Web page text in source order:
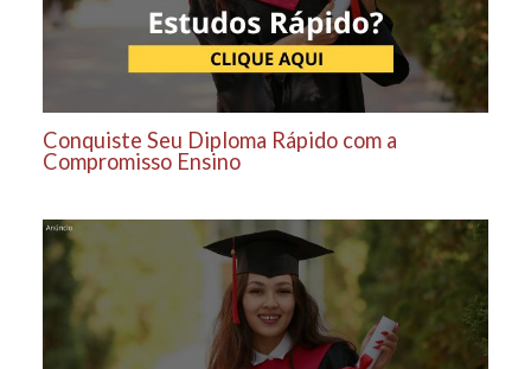
Conquiste Seu Diploma Rápido com a
Compromisso Ensino